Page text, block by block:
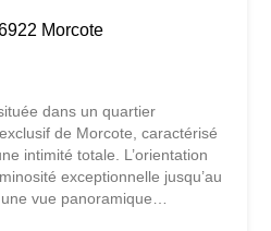
Morcote
dans un quartier
de Morcote, caractérisé
intimité totale. L’orientation
exceptionnelle jusqu’au
vue panoramique